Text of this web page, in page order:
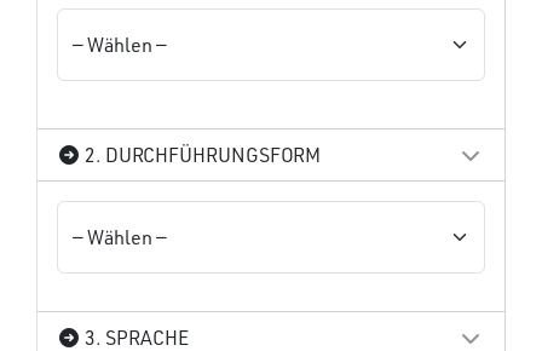
2. DURCHFÜHRUNGSFORM
3. SPRACHE